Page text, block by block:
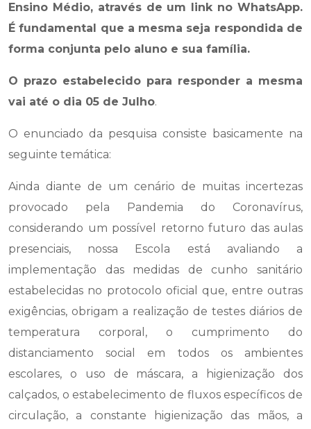
Ensino Médio, através de um link no WhatsApp.
É fundamental que a mesma seja respondida de
forma conjunta pelo aluno e sua família.
O prazo estabelecido para responder a mesma
vai até o dia 05 de Julho.
O enunciado da pesquisa consiste basicamente na
seguinte temática:
Ainda diante de um cenário de muitas incertezas
provocado pela Pandemia do Coronavírus,
considerando um possível retorno futuro das aulas
presenciais, nossa Escola está avaliando a
implementação das medidas de cunho sanitário
estabelecidas no protocolo oficial que, entre outras
exigências, obrigam a realização de testes diários de
temperatura corporal, o cumprimento do
distanciamento social em todos os ambientes
escolares, o uso de máscara, a higienização dos
calçados, o estabelecimento de fluxos específicos de
circulação, a constante higienização das mãos, a